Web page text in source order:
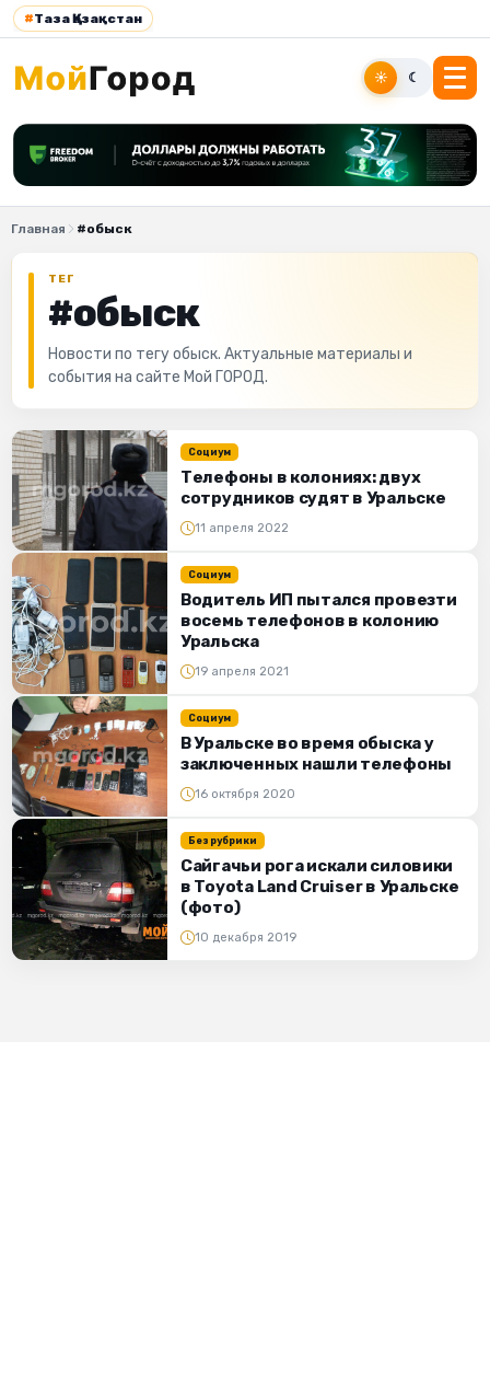
#Таза Қазақстан
☀ ☾
Главная #обыск
ТЕГ
#обыск
Новости по тегу обыск. Актуальные материалы и
события на сайте Мой ГОРОД.
Социум
Телефоны в колониях: двух
сотрудников судят в Уральске
11 апреля 2022
Социум
Водитель ИП пытался провезти
восемь телефонов в колонию
Уральска
19 апреля 2021
Социум
В Уральске во время обыска у
заключенных нашли телефоны
16 октября 2020
Без рубрики
Сайгачьи рога искали силовики
в Toyota Land Cruiser в Уральске
(фото)
10 декабря 2019